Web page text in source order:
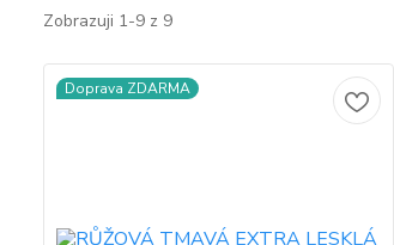
Zobrazuji 1-9 z 9
Doprava ZDARMA